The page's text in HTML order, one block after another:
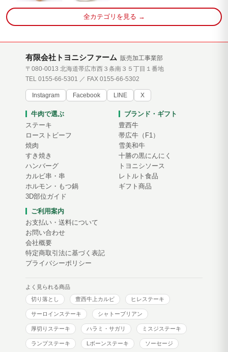
全カテゴリを見る →
有限会社トヨニシファーム 販売加工事業部
〒080-0013 北海道帯広市西３条南３５丁目１番地
TEL 0155-66-5301 ／ FAX 0155-66-5302
Instagram Facebook LINE X
牛肉で選ぶ
ステーキ
ローストビーフ
焼肉
すき焼き
ハンバーグ
カルビ串・串
ホルモン・もつ鍋
3D部位ガイド
ブランド・ギフト
豊西牛
帯広牛（F1）
雪美和牛
十勝の黒にんにく
トヨニシソース
レトルト食品
ギフト商品
ご利用案内
お支払い・送料について
お問い合わせ
会社概要
特定商取引法に基づく表記
プライバシーポリシー
よく見られる商品
切り落とし
豊西牛上カルビ ヒレステーキ
サーロインステーキ シャトーブリアン
厚切りステーキ ハラミ・サガリ ミスジステーキ
ランプステーキ Lボーンステーキ ソーセージ